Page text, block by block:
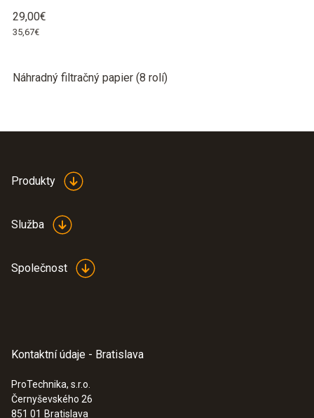
Náhradný filtračný papier (8 rolí)
29,00€
35,67€
Produkty
Služba
Společnost
Kontaktní údaje - Bratislava
ProTechnika, s.r.o.
Černyševského 26
851 01 Bratislava